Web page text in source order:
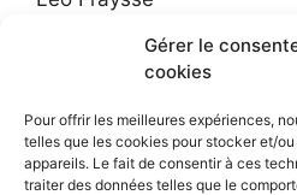
Gérer le
cookies
Pour offrir les meilleures expériences,
telles que les cookies pour stocker et/
appareils. Le fait de consentir à ces
traiter des données telles que le
Menu